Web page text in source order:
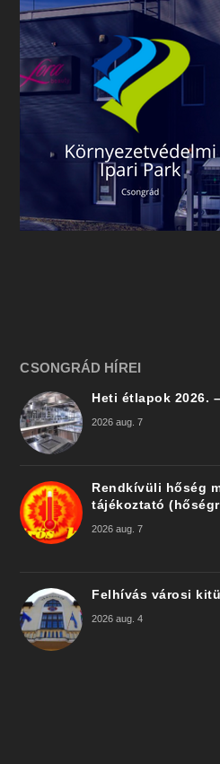
CSONGRÁD HÍREI
Heti étlapok 2026.
2026 aug. 7
Rendkívüli hőség
tájékoztató
2026 aug. 7
Felhívás városi
2026 aug. 4